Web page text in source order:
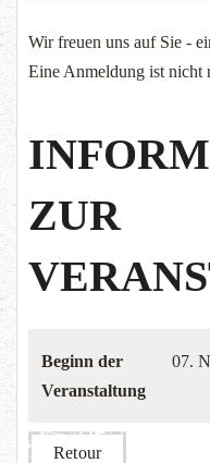
Wir freuen uns auf Sie -
Eine Anmeldung ist nicht
ZUR
Beginn der
Veranstaltung
07.
Retour